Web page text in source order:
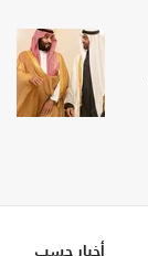
أخبار حسب